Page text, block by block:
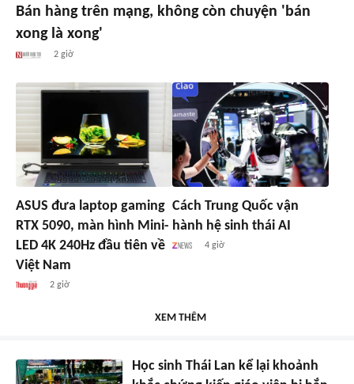
Bán hàng trên mạng, không còn chuyện 'bán
xong là xong'
2 giờ
ASUS đưa laptop gaming
RTX 5090, màn hình Mini-
LED 4K 240Hz đầu tiên về
Việt Nam
2 giờ
Cách Trung Quốc vận
hành hệ sinh thái AI
4 giờ
XEM THÊM
Học sinh Thái Lan kể lại khoảnh